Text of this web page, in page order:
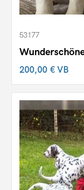
53177
200,00 €VB